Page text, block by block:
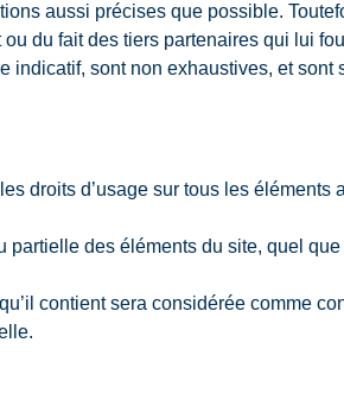
aussi précises que possible.
du fait des tiers partenaires qui lui
indicatif, sont non exhaustives, et
droits d’usage sur tous les
des éléments du site, quel
contient sera considérée comme